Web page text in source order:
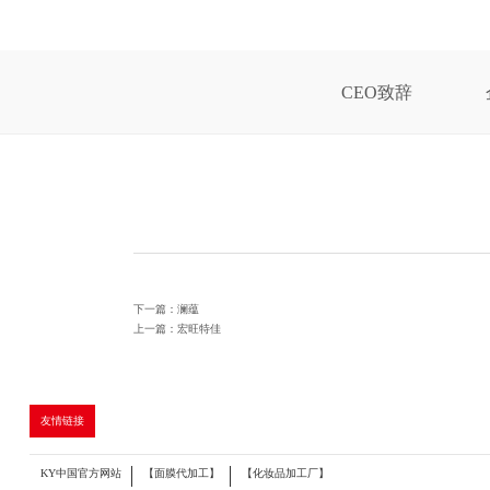
CEO致辞
下一篇：澜蕴
上一篇：宏旺特佳
友情链接
KY中国官方网站 【面膜代加工】 【化妆品加工厂】